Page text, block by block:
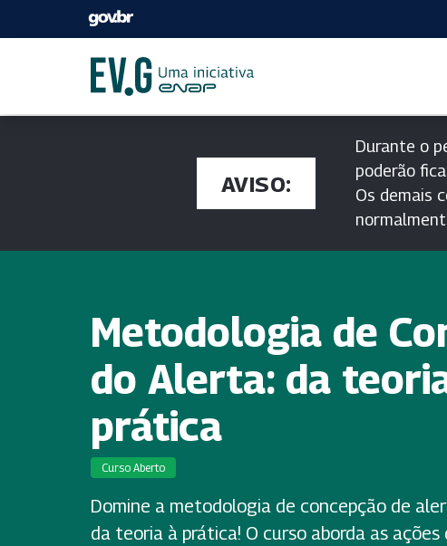
AVISO:
Durante o
poderão
Os demais
Metodologia de
do Alerta: da
prática
Curso Aberto
Domine a metodologia de concepção de
da teoria à prática! O curso aborda as ações